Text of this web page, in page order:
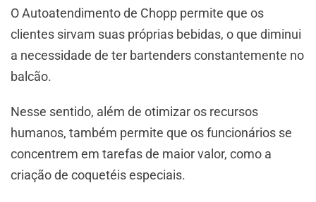
O Autoatendimento de Chopp permite que os
clientes sirvam suas próprias bebidas, o que diminui
a necessidade de ter bartenders constantemente no
balcão.
Nesse sentido, além de otimizar os recursos
humanos, também permite que os funcionários se
concentrem em tarefas de maior valor, como a
criação de coquetéis especiais.